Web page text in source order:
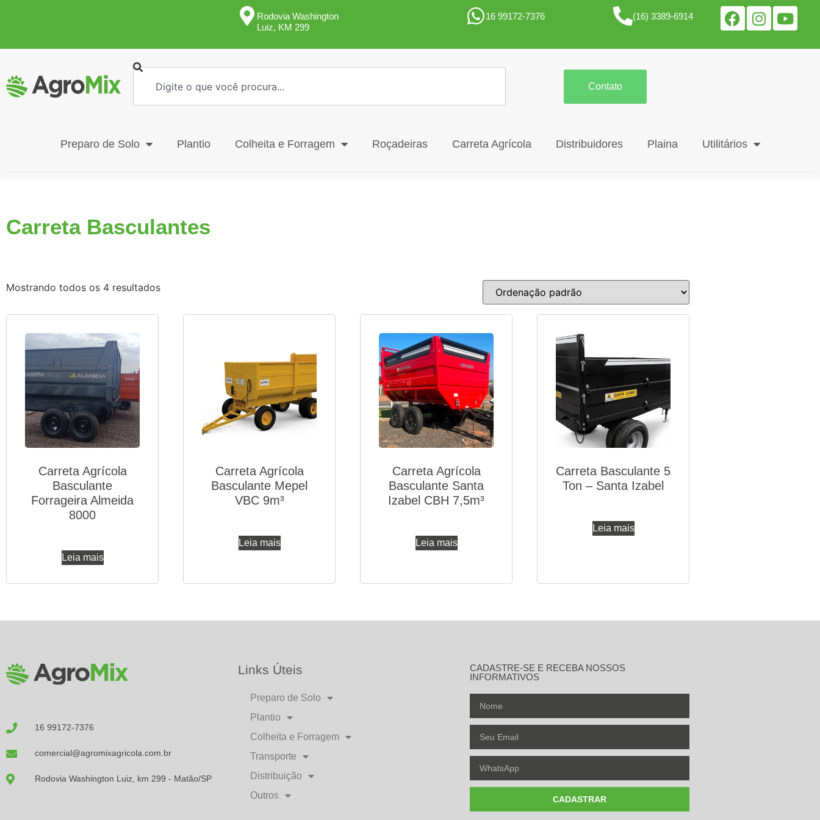
Rodovia Washington
Luiz, KM 299
16 99172-7376 (16) 3389-6914
Contato
Preparo de Solo Plantio Colheita e Forragem Roçadeiras Carreta Agrícola Distribuidores Plaina Utilitários
Carreta Basculantes
Mostrando todos os 4 resultados
Carreta Agrícola
Basculante
Forrageira Almeida
8000
Leia mais
Carreta Agrícola
Basculante Mepel
VBC 9m³
Leia mais
Carreta Agrícola
Basculante Santa
Izabel CBH 7,5m³
Leia mais
Carreta Basculante 5
Ton – Santa Izabel
Leia mais
16 99172-7376
comercial@agromixagricola.com.br
Rodovia Washington Luiz, km 299 - Matão/SP
Links Úteis
Preparo de Solo
Plantio
Colheita e Forragem
Transporte
Distribuição
Outros
CADASTRE-SE E RECEBA NOSSOS
INFORMATIVOS
CADASTRAR